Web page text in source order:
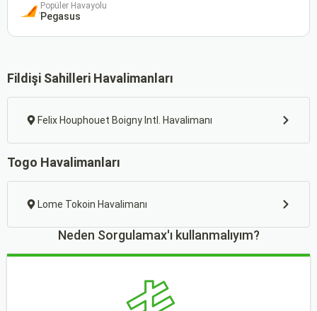
Popüler Havayolu
Pegasus
Fildişi Sahilleri Havalimanları
Felix Houphouet Boigny Intl. Havalimanı
Togo Havalimanları
Lome Tokoin Havalimanı
Neden Sorgulamax'ı kullanmalıyım?